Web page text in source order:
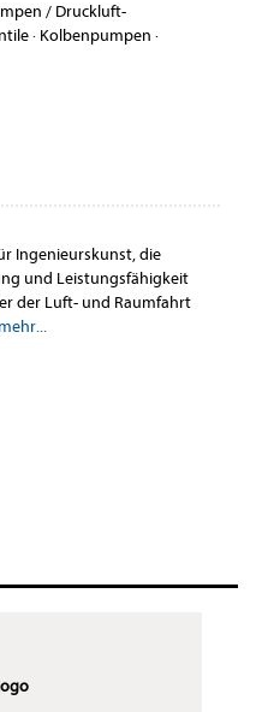
/ Druckluft-
· Kolbenpumpen ·
Ingenieurskunst, die
und Leistungsfähigkeit
der Luft- und Raumfahrt
mehr...